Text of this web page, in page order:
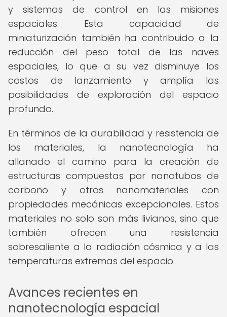
y sistemas de control en las misiones
espaciales. Esta capacidad de
miniaturización también ha contribuido a la
reducción del peso total de las naves
espaciales, lo que a su vez disminuye los
costos de lanzamiento y amplía las
posibilidades de exploración del espacio
profundo.
En términos de la durabilidad y resistencia de
los materiales, la nanotecnología ha
allanado el camino para la creación de
estructuras compuestas por nanotubos de
carbono y otros nanomateriales con
propiedades mecánicas excepcionales. Estos
materiales no solo son más livianos, sino que
también ofrecen una resistencia
sobresaliente a la radiación cósmica y a las
temperaturas extremas del espacio.
Avances recientes en
nanotecnología espacial